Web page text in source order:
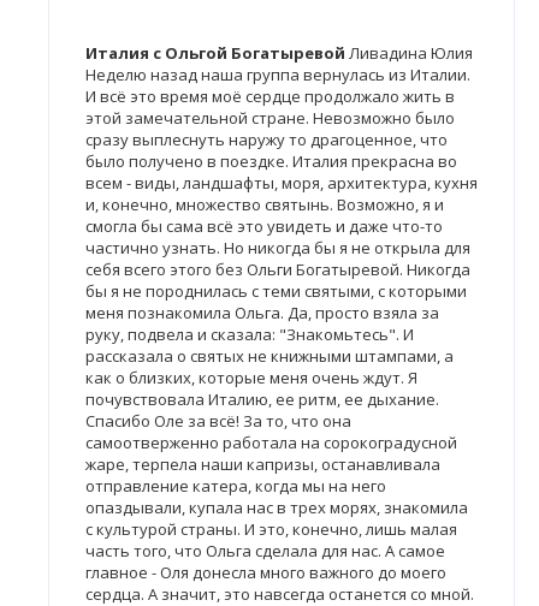
Италия с Ольгой Богатыревой Ливадина Юлия
Неделю назад наша группа вернулась из Италии.
И всё это время моё сердце продолжало жить в
этой замечательной стране. Невозможно было
сразу выплеснуть наружу то драгоценное, что
было получено в поездке. Италия прекрасна во
всем - виды, ландшафты, моря, архитектура, кухня
и, конечно, множество святынь. Возможно, я и
смогла бы сама всё это увидеть и даже что-то
частично узнать. Но никогда бы я не открыла для
себя всего этого без Ольги Богатыревой. Никогда
бы я не породнилась с теми святыми, с которыми
меня познакомила Ольга. Да, просто взяла за
руку, подвела и сказала: "Знакомьтесь". И
рассказала о святых не книжными штампами, а
как о близких, которые меня очень ждут. Я
почувствовала Италию, ее ритм, ее дыхание.
Спасибо Оле за всё! За то, что она
самоотверженно работала на сорокоградусной
жаре, терпела наши капризы, останавливала
отправление катера, когда мы на него
опаздывали, купала нас в трех морях, знакомила
с культурой страны. И это, конечно, лишь малая
часть того, что Ольга сделала для нас. А самое
главное - Оля донесла много важного до моего
сердца. А значит, это навсегда останется со мной.